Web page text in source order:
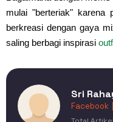
mulai "berteriak" karena
berkreasi dengan gaya
saling berbagi inspirasi
Sri
Facebook